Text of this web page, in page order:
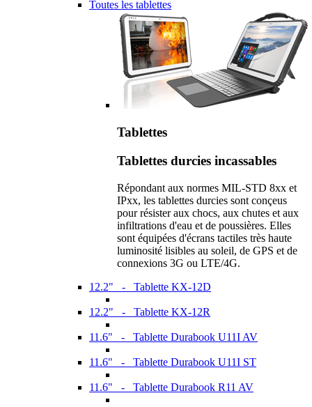
Toutes les tablettes
Tablettes
Tablettes durcies incassables
Répondant aux normes MIL-STD 8xx et
IPxx, les tablettes durcies sont conçeus
pour résister aux chocs, aux chutes et aux
infiltrations d'eau et de poussières. Elles
sont équipées d'écrans tactiles très haute
luminosité lisibles au soleil, de GPS et de
connexions 3G ou LTE/4G.
12.2" - Tablette KX-12D
12.2" - Tablette KX-12R
11.6" - Tablette Durabook U11I AV
11.6" - Tablette Durabook U11I ST
11.6" - Tablette Durabook R11 AV